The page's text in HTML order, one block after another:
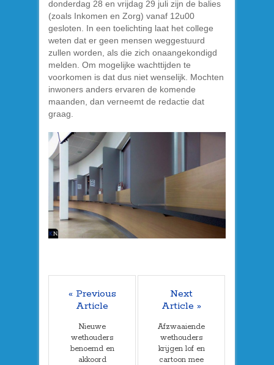
donderdag 28 en vrijdag 29 juli zijn de balies
(zoals Inkomen en Zorg) vanaf 12u00
gesloten. In een toelichting laat het college
weten dat er geen mensen weggestuurd
zullen worden, als die zich onaangekondigd
melden. Om mogelijke wachttijden te
voorkomen is dat dus niet wenselijk. Mochten
inwoners anders ervaren de komende
maanden, dan verneemt de redactie dat
graag.
« Previous
Article
Nieuwe
wethouders
benoemd en
akkoord
Next
Article »
Afzwaaiende
wethouders
krijgen lof en
cartoon mee